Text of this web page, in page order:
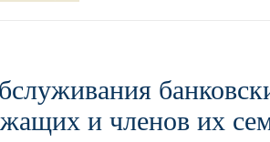
и членов их